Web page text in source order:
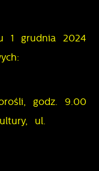
1 grudnia 2024
godz. 9.00
ul.